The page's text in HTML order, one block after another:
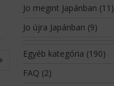
Jo megint Japánban (11)
Jo újra Japánban (9)
Egyéb kategória (190)
FAQ (2)